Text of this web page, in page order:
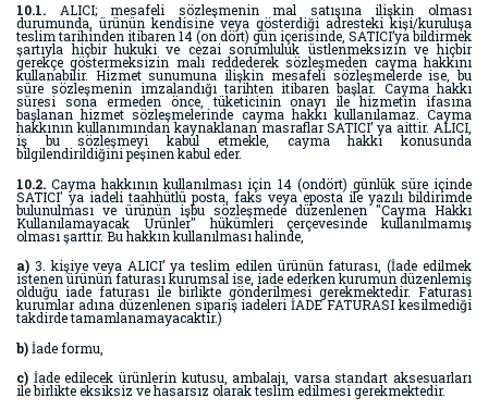
10.1. ALICI; mesafeli sözleşmenin mal satışına ilişkin olması
durumunda, ürünün kendisine veya gösterdiği adresteki kişi/kuruluşa
teslim tarihinden itibaren 14 (on dört) gün içerisinde, SATICI’ya bildirmek
şartıyla hiçbir hukuki ve cezai sorumluluk üstlenmeksizin ve hiçbir
gerekçe göstermeksizin malı reddederek sözleşmeden cayma hakkını
kullanabilir. Hizmet sunumuna ilişkin mesafeli sözleşmelerde ise, bu
süre sözleşmenin imzalandığı tarihten itibaren başlar. Cayma hakkı
süresi sona ermeden önce, tüketicinin onayı ile hizmetin ifasına
başlanan hizmet sözleşmelerinde cayma hakkı kullanılamaz. Cayma
hakkının kullanımından kaynaklanan masraflar SATICI’ ya aittir. ALICI,
iş bu sözleşmeyi kabul etmekle, cayma hakkı konusunda
bilgilendirildiğini peşinen kabul eder.
10.2. Cayma hakkının kullanılması için 14 (ondört) günlük süre içinde
SATICI' ya iadeli taahhütlü posta, faks veya eposta ile yazılı bildirimde
bulunulması ve ürünün işbu sözleşmede düzenlenen "Cayma Hakkı
Kullanılamayacak Ürünler" hükümleri çerçevesinde kullanılmamış
olması şarttır. Bu hakkın kullanılması halinde,
a) 3. kişiye veya ALICI’ ya teslim edilen ürünün faturası, (İade edilmek
istenen ürünün faturası kurumsal ise, iade ederken kurumun düzenlemiş
olduğu iade faturası ile birlikte gönderilmesi gerekmektedir. Faturası
kurumlar adına düzenlenen sipariş iadeleri İADE FATURASI kesilmediği
takdirde tamamlanamayacaktır.)
b)İade formu,
c) İade edilecek ürünlerin kutusu, ambalajı, varsa standart aksesuarları
ile birlikte eksiksiz ve hasarsız olarak teslim edilmesi gerekmektedir.